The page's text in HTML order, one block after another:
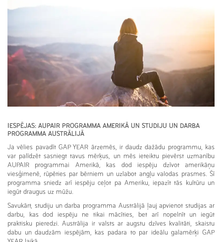
IESPĒJAS: AUPAIR PROGRAMMA AMERIKĀ UN STUDIJU UN DARBA
PROGRAMMA AUSTRĀLIJĀ
Ja vēlies pavadīt GAP YEAR ārzemēs, ir daudz dažādu programmu, kas
var palīdzēt sasniegt tavus mērķus, un mēs ieteiktu pievērst uzmanību
AUPAIR programmai Amerikā, kas dod iespēju dzīvot amerikāņu
viesģimenē, rūpēties par bērniem un uzlabot angļu valodas prasmes. Šī
programma sniedz arī iespēju ceļot pa Ameriku, iepazīt tās kultūru un
iegūt draugus uz mūžu.
Savukārt, studiju un darba programma Austrālijā ļauj apvienot studijas ar
darbu, kas dod iespēju ne tikai mācīties, bet arī nopelnīt un iegūt
praktisku pieredzi. Austrālija ir valsts ar augstu dzīves kvalitāti, skaistu
dabu un daudzām iespējām, kas padara to par ideālu galamērķi GAP